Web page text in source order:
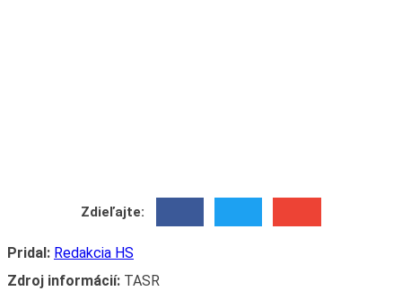
Zdieľajte:
Pridal: Redakcia HS
Zdroj informácií:TASR